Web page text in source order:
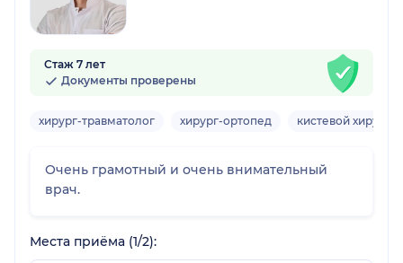
Стаж 7 лет
Документы проверены
хирург-травматолог хирург-ортопед кистевой хирург
Очень грамотный и очень внимательный
врач.
Места приёма (1/2):